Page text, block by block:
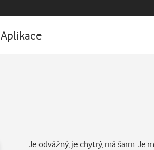
Aplikace
Je odvážný, je chytrý, má šarm. Je